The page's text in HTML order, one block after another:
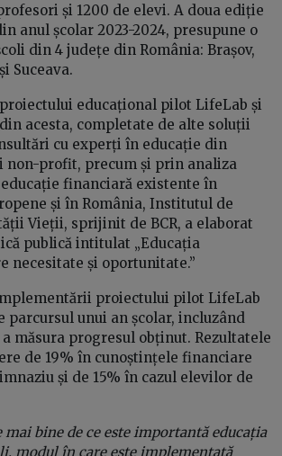
și 1200 de elevi. A doua ediție
anul școlar 2023-2024, presupune o
din 4 județe din România: Brașov,
Suceava.
educațional pilot LifeLab și
acesta, completate de alte soluții
cu experți în educație din
non-profit, precum și prin analiza
financiară existente în
și în România, Institutul de
Vieții, sprijinit de BCR, a elaborat
publică intitulat „Educația
necesitate și oportunitate.”
proiectului pilot LifeLab
parcursul unui an școlar, incluzând
măsura progresul obținut. Rezultatele
de 19% în cunoștințele financiare
și de 15% în cazul elevilor de
mai bine de ce este importantă educația
modul în care este implementată